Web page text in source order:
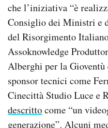
che l’iniziativa “è
Consiglio dei Ministri e
del Risorgimento
Assoknowledge
Alberghi per la
sponsor tecnici come
Cinecittà Studio Luce e
descrittocome “un
generazione”. Alcuni